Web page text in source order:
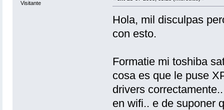
Visitante
Hola, mil disculpas
con esto.
Formatie mi toshiba
cosa es que le puse
drivers
en wifi.. e de suponer